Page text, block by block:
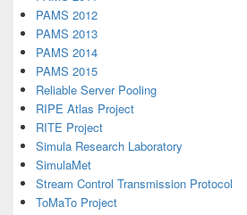
PAMS 2012
PAMS 2013
PAMS 2014
PAMS 2015
Reliable Server Pooling
RIPE Atlas Project
RITE Project
Simula Research Laboratory
SimulaMet
Stream Control Transmission Protocol
ToMaTo Project